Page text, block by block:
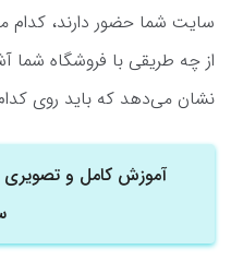
سایت شما حضور دارند، کدام
از چه طریقی با فروشگاه شما
نشان می‌دهد که باید روی
آموزش کامل و